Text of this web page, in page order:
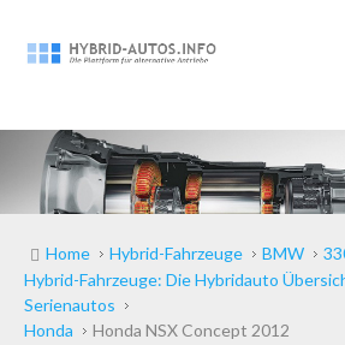
Home Hybrid-Fahrzeuge BMW
Hybrid-Fahrzeuge: Die Hybridauto
Serienautos
Honda
Honda NSX Concept 2012